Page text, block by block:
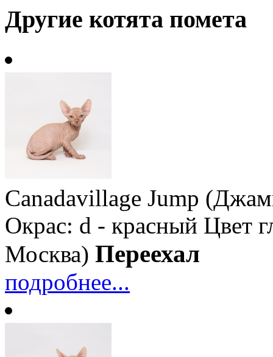
Другие котята помета
Canadavillage Jump
Окрас: d - красный Цвет
Москва) Переехал
подробнее...